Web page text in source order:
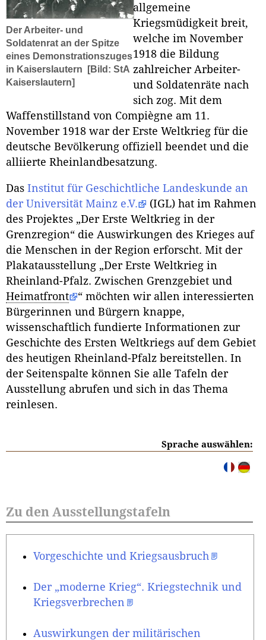
Der Arbeiter- und
Soldatenrat an der Spitze
eines Demonstrationszuges
in Kaiserslautern
[Bild: StA
Kaiserslautern]
allgemeine
Kriegsmüdigkeit breit,
welche im November
1918 die Bildung
zahlreicher Arbeiter-
und Soldatenräte nach
sich zog. Mit dem
Waffenstillstand von Compiègne am 11.
November 1918 war der Erste Weltkrieg für die
deutsche Bevölkerung offiziell beendet und die
alliierte Rheinlandbesatzung.
Das Institut für Geschichtliche Landeskunde an
der Universität Mainz e.V.
(IGL) hat im Rahmen
des Projektes „Der Erste Weltkrieg in der
Grenzregion“ die Auswirkungen des Krieges auf
die Menschen in der Region erforscht. Mit der
Plakatausstellung „Der Erste Weltkrieg in
Rheinland-Pfalz. Zwischen Grenzgebiet und
Heimatfront
“ möchten wir allen interessierten
Bürgerinnen und Bürgern knappe,
wissenschaftlich fundierte Informationen zur
Geschichte des Ersten Weltkriegs auf dem Gebiet
des heutigen Rheinland-Pfalz bereitstellen. In
der Seitenspalte können Sie alle Tafeln der
Ausstellung abrufen und sich in das Thema
reinlesen.
Sprache auswählen:
Zu den Ausstellungstafeln
Vorgeschichte und Kriegsausbruch
Der „moderne Krieg“. Kriegstechnik und
Kriegsverbrechen
Auswirkungen der militärischen